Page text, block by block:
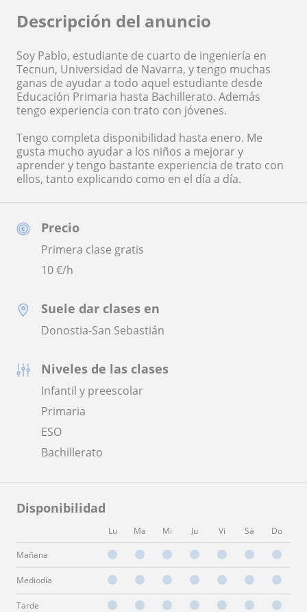
Precio
Primera clase gratis
10€/h
Suele dar clases en
Donostia-San Sebastián
Niveles de las clases
Infantil y preescolar
Primaria
ESO
Bachillerato
Disponibilidad
Lu Ma Mi Ju Vi Sá Do
Mañana
Mediodía
Tarde
Descripción del anuncio
Soy Pablo, estudiante de cuarto de ingeniería en
Tecnun, Universidad de Navarra, y tengo muchas
ganas de ayudar a todo aquel estudiante desde
Educación Primaria hasta Bachillerato. Además
tengo experiencia con trato con jóvenes.
Tengo completa disponibilidad hasta enero. Me
gusta mucho ayudar a los niños a mejorar y
aprender y tengo bastante experiencia de trato con
ellos, tanto explicando como en el día a día.